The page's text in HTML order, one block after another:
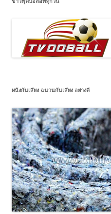
ผนังกันเสียง ฉนวนกันเสียง อย่างดี